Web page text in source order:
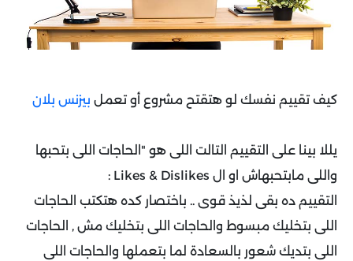
كيف تقييم نفسك لو هتقتح مشروع أو تعمل بيزنس بلان
يللا بينا على التقييم التالت اللى هو "الحاجات اللى بتحبها
واللى مابتحبهاش او ال Likes & Dislikes :
التقييم ده بقى لذيذ قوى .. باختصار كده هتكتب الحاجات
اللى بتخليك مبسوط والحاجات اللى بتخليك مش , الحاجات
اللى بتديك شعور بالسعادة لما بتعملها والحاجات اللى